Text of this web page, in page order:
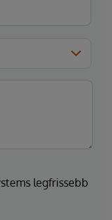
legfrissebb